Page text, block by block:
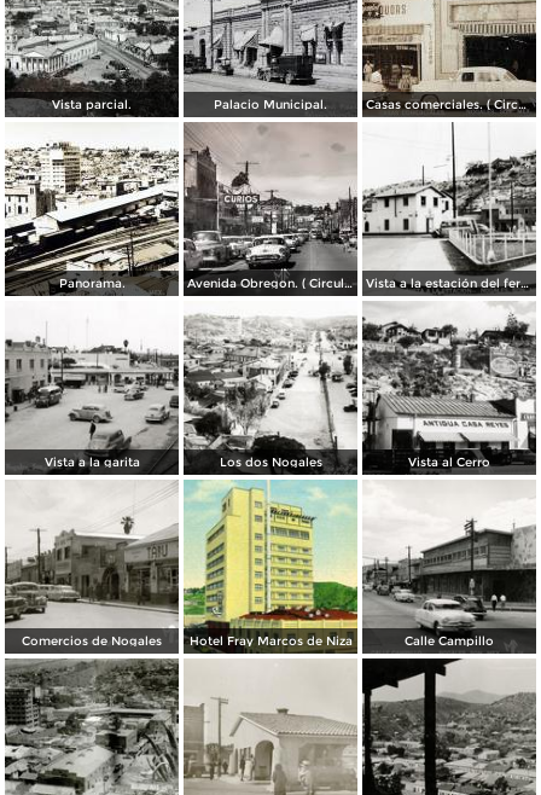
Vista parcial. Palacio Municipal. Casas comerciales. ( Circulada el 11 de Enero de 1957 ).
Panorama. Avenida Obregon. ( Circulada el 27 de Junio de 1958 ). Vista a la estación del ferrocarril
Vista a la garita Los dos Nogales Vista al Cerro
Comercios de Nogales Hotel Fray Marcos de Niza Calle Campillo